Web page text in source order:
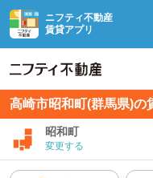
ニフティ不動産
賃貸アプリ
高崎市昭和町(群馬県)の
昭和町
変更する